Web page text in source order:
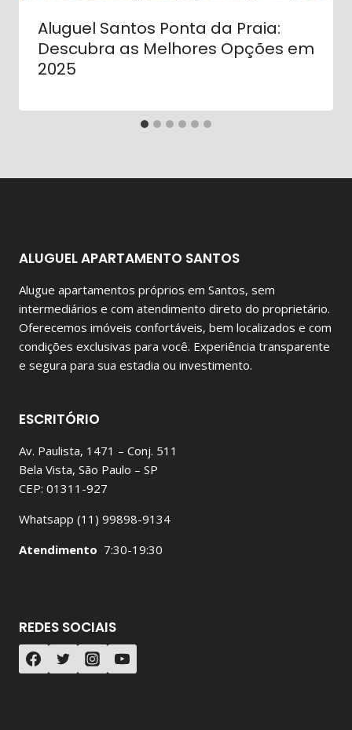
Aluguel Santos Ponta da Praia:
Descubra as Melhores Opções em
2025
ALUGUEL APARTAMENTO SANTOS
Alugue apartamentos próprios em Santos, sem
intermediários e com atendimento direto do proprietário.
Oferecemos imóveis confortáveis, bem localizados e com
condições exclusivas para você. Experiência transparente
e segura para sua estadia ou investimento.
ESCRITÓRIO
Av. Paulista, 1471 – Conj. 511
Bela Vista, São Paulo – SP
CEP: 01311-927
Whatsapp (11) 99898-9134
Atendimento 7:30-19:30
REDES SOCIAIS